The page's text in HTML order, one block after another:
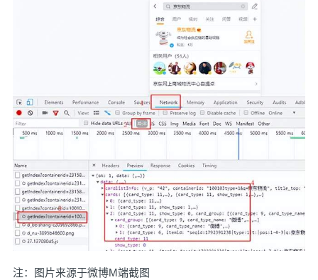
注：图片来源于微博M端截图